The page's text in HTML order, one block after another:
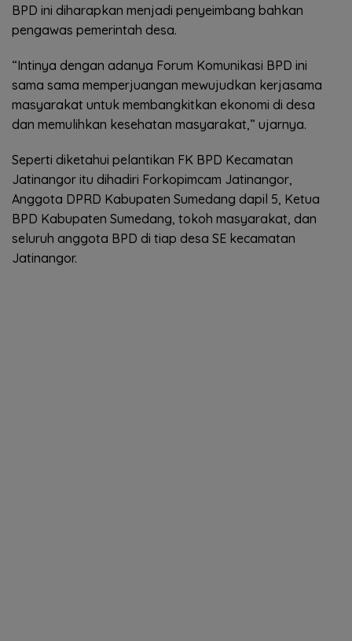
BPD ini diharapkan menjadi penyeimbang bahkan
pengawas pemerintah desa.
“Intinya dengan adanya Forum Komunikasi BPD ini
sama sama memperjuangan mewujudkan kerjasama
masyarakat untuk membangkitkan ekonomi di desa
dan memulihkan kesehatan masyarakat,” ujarnya.
Seperti diketahui pelantikan FK BPD Kecamatan
Jatinangor itu dihadiri Forkopimcam Jatinangor,
Anggota DPRD Kabupaten Sumedang dapil 5, Ketua
BPD Kabupaten Sumedang, tokoh masyarakat, dan
seluruh anggota BPD di tiap desa SE kecamatan
Jatinangor.